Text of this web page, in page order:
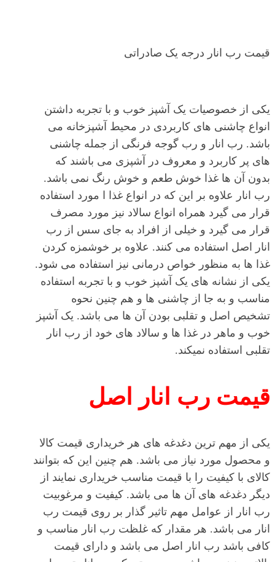
قیمت رب انار درجه یک صادراتی
یکی از خصوصیات یک آشپز خوب و با تجربه داشتن
انواع چاشنی های کاربردی در محیط آشپزخانه می
باشد. رب انار و رب گوجه فرنگی از جمله چاشنی
های پر کاربرد و معروف در آشپزی می باشند که
بدون آن ها غذا خوش طعم و خوش رنگ نمی باشد.
رب انار علاوه بر این که در انواع غذا ا مورد استفاده
قرار می گیرد همراه انواع سالاد نیز مورد مصرف
قرار می گیرد و خیلی از افراد به جای سس از رب
انار اصل استفاده می کنند. علاوه بر خوشمزه کردن
غذا ها به منظور خواص درمانی نیز استفاده می شود.
یکی از نشانه های یک آشپز خوب و با تجربه استفاده
مناسب و به جا از چاشنی ها و هم چنین نحوه
تشخیص اصل و تقلبی بودن آن ها می باشد. یک آشپز
خوب و ماهر در غذا ها و سالاد های خود از رب انار
تقلبی استفاده نمیکند.
قیمت رب انار اصل
یکی از مهم ترین دغدغه های هر خریداری قیمت کالا
و محصول مورد نیاز می باشد. هم چنین این که بتوانند
کالای با کیفیت را با قیمت مناسب خریداری نمایند از
دیگر دغدغه های آن ها می باشد. کیفیت و مرغوبیت
رب انار از عوامل مهم تاثیر گذار بر روی قیمت رب
انار می باشد. هر مقدار که غلظت رب انار مناسب و
کافی باشد رب انار اصل می باشد و دارای قیمت